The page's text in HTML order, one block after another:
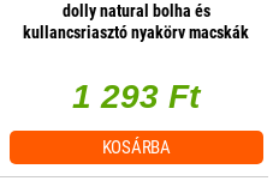
dolly natural bolha és
kullancsriasztó nyakörv macskák
1 293 Ft
KOSÁRBA